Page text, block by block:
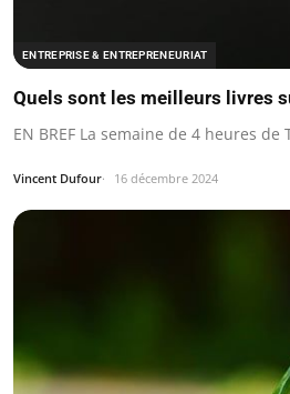
ENTREPRISE & ENTREPRENEURIAT
Quels sont les meilleurs livres
EN BREF La semaine de 4 heures
Vincent Dufour 16 décembre 2024